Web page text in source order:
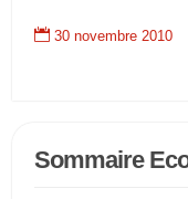
 30 novembre 2010
Sommaire